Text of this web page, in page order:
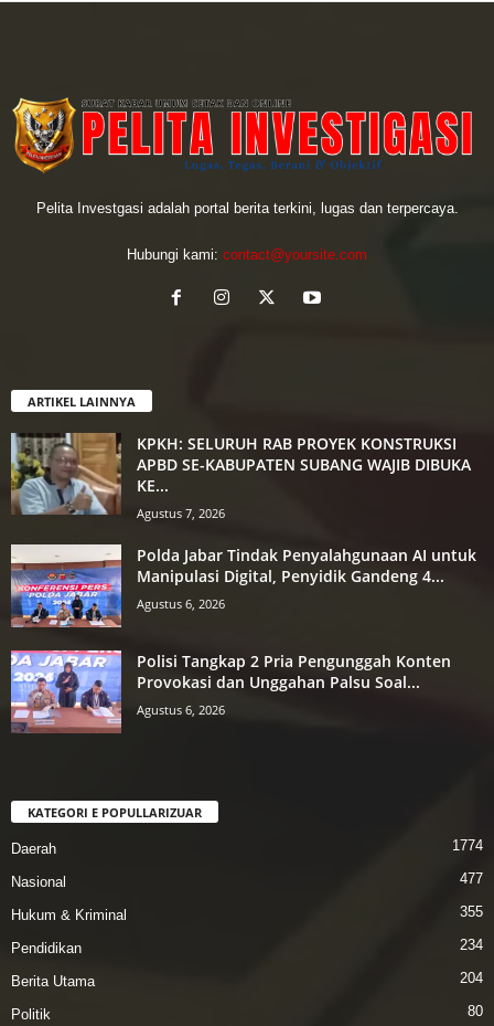
Pelita Investgasi adalah portal berita terkini, lugas dan terpercaya.
Hubungi kami: contact@yoursite.com
ARTIKEL LAINNYA
KPKH: SELURUH RAB PROYEK KONSTRUKSI
APBD SE-KABUPATEN SUBANG WAJIB DIBUKA
KE...
Agustus 7, 2026
Polda Jabar Tindak Penyalahgunaan AI untuk
Manipulasi Digital, Penyidik Gandeng 4...
Agustus 6, 2026
Polisi Tangkap 2 Pria Pengunggah Konten
Provokasi dan Unggahan Palsu Soal...
Agustus 6, 2026
KATEGORI E POPULLARIZUAR
Daerah 1774
Nasional 477
Hukum & Kriminal 355
Pendidikan 234
Berita Utama 204
Politik 80